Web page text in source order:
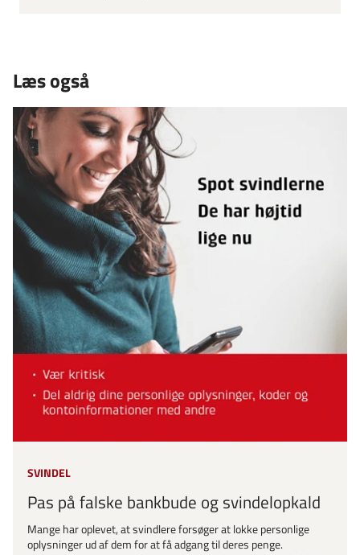
Læs også
SVINDEL
Pas på falske bankbude og svindelopkald
Mange har oplevet, at svindlere forsøger at lokke personlige
oplysninger ud af dem for at få adgang til deres penge.